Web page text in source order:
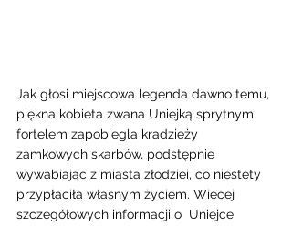
Jak głosi miejscowa legenda dawno temu,
piękna kobieta zwana Uniejką sprytnym
fortelem zapobiegla kradzieży
zamkowych skarbów, podstępnie
wywabiając z miasta złodziei, co niestety
przypłaciła własnym życiem. Wiecej
szczegółowych informacji o  Uniejce